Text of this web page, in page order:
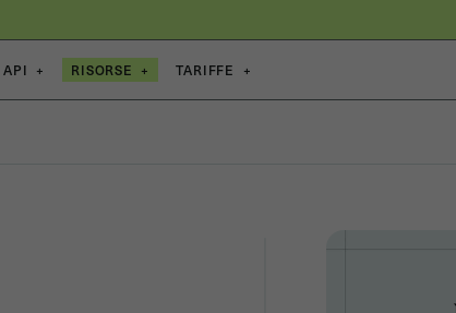
API + RISORSE + TARIFFE +